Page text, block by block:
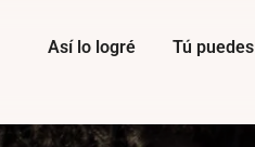
Así lo logré Tú puedes